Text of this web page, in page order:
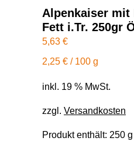
Alpenkaiser mit
Fett i.Tr. 250gr
5,63 €
2,25 € / 100 g
inkl. 19 % MwSt.
zzgl. Versandkosten
Produkt enthält: 250 g